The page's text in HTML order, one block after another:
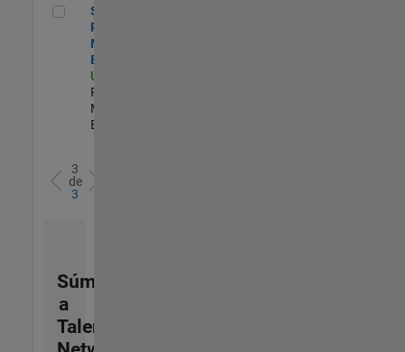
Senior Product Marketing Engineer
Senior
Product
Marketing
Engineer
US-MA-Natick
Product
Marketing |
Experimentado
3
de
3
Súmese
a
Talent